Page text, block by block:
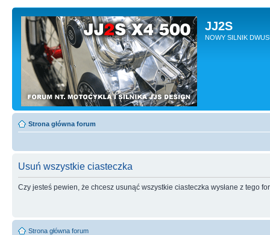
JJ2S
NOWY SILNIK
Strona główna forum
Usuń wszystkie ciasteczka
Czy jesteś pewien, że chcesz usunąć wszystkie ciasteczka wysłane z tego
Strona główna forum